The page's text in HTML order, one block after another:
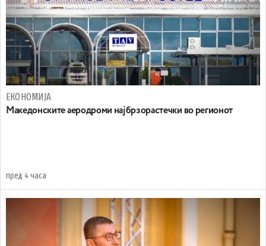
ЕКОНОМИЈА
Maкедонските аеродроми најбрзорастечки во регионот
пред 4 часа